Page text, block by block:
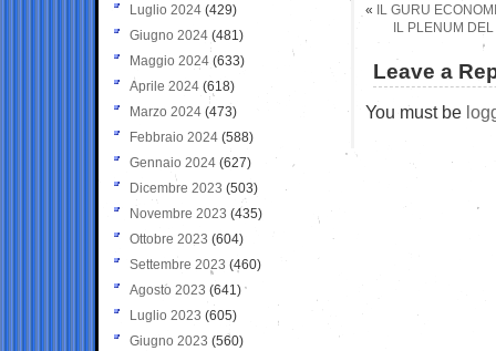
«
IL GURU
IL PLENUM
Leave a
You must be
Luglio 2024 (429)
Giugno 2024 (481)
Maggio 2024 (633)
Aprile 2024 (618)
Marzo 2024 (473)
Febbraio 2024 (588)
Gennaio 2024 (627)
Dicembre 2023 (503)
Novembre 2023 (435)
Ottobre 2023 (604)
Settembre 2023 (460)
Agosto 2023 (641)
Luglio 2023 (605)
Giugno 2023 (560)